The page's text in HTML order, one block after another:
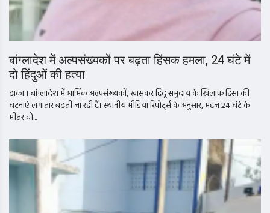
बांग्लादेश में अल्पसंख्यकों पर बढ़ता हिंसक हमला, 24 घंटे में
दो हिंदुओं की हत्या
ढाका । बांग्लादेश में धार्मिक अल्पसंख्यकों, खासकर हिंदू समुदाय के खिलाफ हिंसा की
घटनाएं लगातार बढ़ती जा रही हैं। स्थानीय मीडिया रिपोर्ट्स के अनुसार, महज 24 घंटे के
भीतर दो...